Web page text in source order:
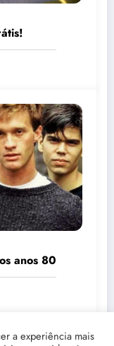
anos 80
a experiência mais